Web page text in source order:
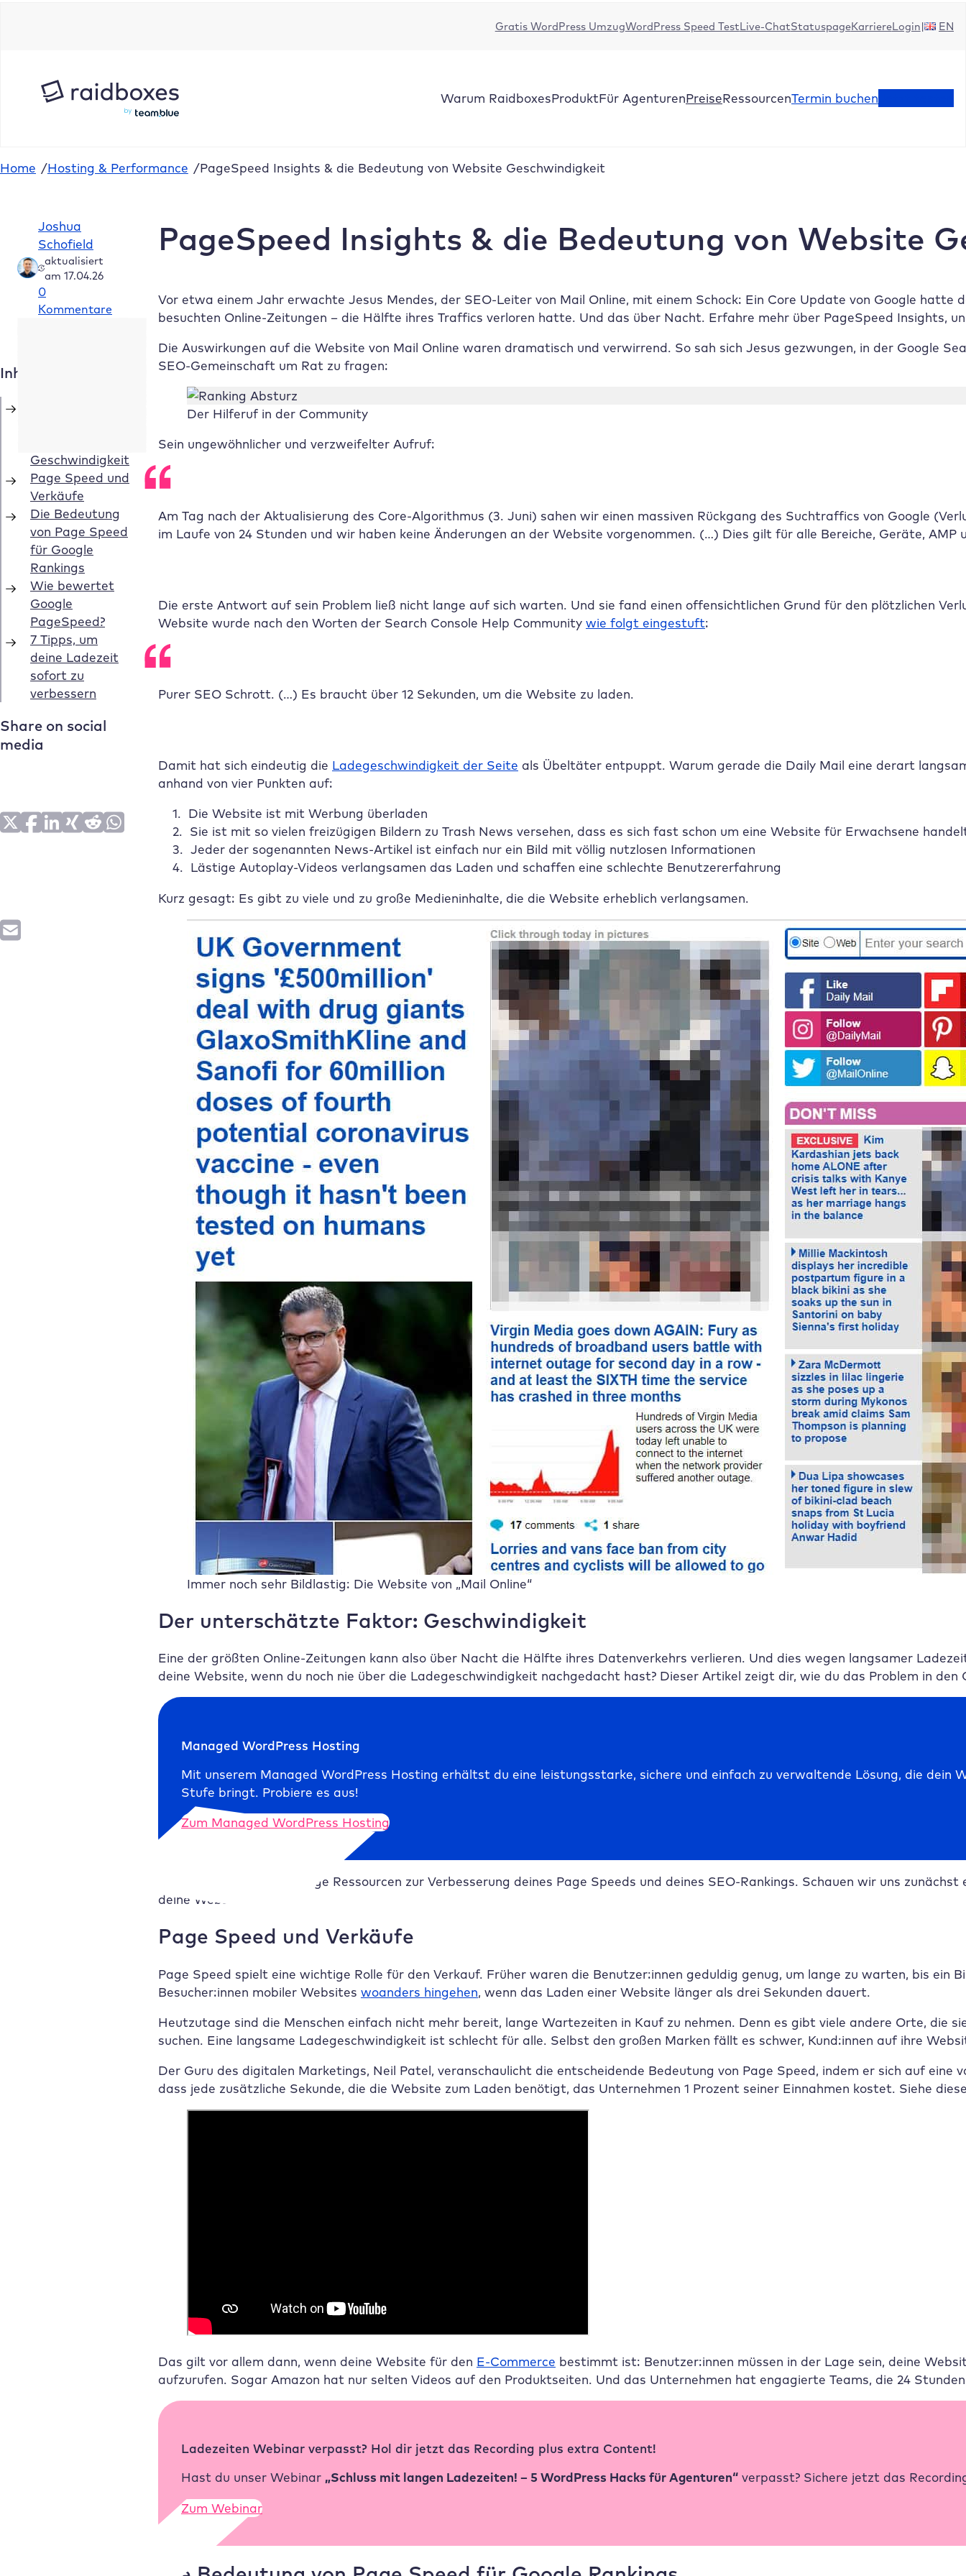
Gratis WordPress UmzugWordPress Speed TestLive-ChatStatuspageKarriereLogin EN
Warum RaidboxesProduktFür AgenturenPreiseRessourcenTermin buchen
Home /Hosting & Performance /PageSpeed Insights & die Bedeutung von Website Geschwindigkeit
PageSpeed Insights & die Bedeutung von Website
Vor etwa einem Jahr erwachte Jesus Mendes, der SEO-Leiter von Mail Online, mit einem Schock: Ein Core Update von Google
besuchten Online-Zeitungen – die Hälfte ihres Traffics verloren hatte. Und das über Nacht. Erfahre mehr über PageSpeed Insights,
Die Auswirkungen auf die Website von Mail Online waren dramatisch und verwirrend. So sah sich Jesus gezwungen, in der Google
SEO-Gemeinschaft um Rat zu fragen:
Der Hilferuf in der Community
Sein ungewöhnlicher und verzweifelter Aufruf:
Am Tag nach der Aktualisierung des Core-Algorithmus (3. Juni) sahen wir einen massiven Rückgang des Suchtraffics von Google
im Laufe von 24 Stunden und wir haben keine Änderungen an der Website vorgenommen. (…) Dies gilt für alle Bereiche, Geräte, AMP
Die erste Antwort auf sein Problem ließ nicht lange auf sich warten. Und sie fand einen offensichtlichen Grund für den plötzlichen
Website wurde nach den Worten der Search Console Help Community wie folgt eingestuft:
Purer SEO Schrott. (…) Es braucht über 12 Sekunden, um die Website zu laden.
Damit hat sich eindeutig die Ladegeschwindigkeit der Seite als Übeltäter entpuppt. Warum gerade die Daily Mail eine derart
anhand von vier Punkten auf:
Die Website ist mit Werbung überladen
Sie ist mit so vielen freizügigen Bildern zu Trash News versehen, dass es sich fast schon um eine Website für Erwachsene
Jeder der sogenannten News-Artikel ist einfach nur ein Bild mit völlig nutzlosen Informationen
Lästige Autoplay-Videos verlangsamen das Laden und schaffen eine schlechte Benutzererfahrung
Kurz gesagt: Es gibt zu viele und zu große Medieninhalte, die die Website erheblich verlangsamen.
Immer noch sehr Bildlastig: Die Website von „Mail Online“
Der unterschätzte Faktor: Geschwindigkeit
Eine der größten Online-Zeitungen kann also über Nacht die Hälfte ihres Datenverkehrs verlieren. Und dies wegen langsamer
deine Website, wenn du noch nie über die Ladegeschwindigkeit nachgedacht hast? Dieser Artikel zeigt dir, wie du das Problem in
Managed WordPress Hosting
Mit unserem Managed WordPress Hosting erhältst du eine leistungsstarke, sichere und einfach zu verwaltende Lösung, die dein
Stufe bringt. Probiere es aus!
Zum Managed WordPress Hosting
Außerdem nennt er wichtige Ressourcen zur Verbesserung deines Page Speeds und deines SEO-Rankings. Schauen wir uns
deine Website ist.
Page Speed und Verkäufe
Page Speed spielt eine wichtige Rolle für den Verkauf. Früher waren die Benutzer:innen geduldig genug, um lange zu warten, bis
Besucher:innen mobiler Websites woanders hingehen , wenn das Laden einer Website länger als drei Sekunden dauert.
Heutzutage sind die Menschen einfach nicht mehr bereit, lange Wartezeiten in Kauf zu nehmen. Denn es gibt viele andere Orte, die
suchen. Eine langsame Ladegeschwindigkeit ist schlecht für alle. Selbst den großen Marken fällt es schwer, Kund:innen auf ihre
Der Guru des digitalen Marketings, Neil Patel, veranschaulicht die entscheidende Bedeutung von Page Speed, indem er sich auf
dass jede zusätzliche Sekunde, die die Website zum Laden benötigt, das Unternehmen 1 Prozent seiner Einnahmen kostet. Siehe
Das gilt vor allem dann, wenn deine Website für den E-Commerce bestimmt ist: Benutzer:innen müssen in der Lage sein, deine
aufzurufen. Sogar Amazon hat nur selten Videos auf den Produktseiten. Und das Unternehmen hat engagierte Teams, die 24
Ladezeiten Webinar verpasst? Hol dir jetzt das Recording plus extra Content!
Hast du unser Webinar
„Schluss mit langen Ladezeiten! – 5 WordPress Hacks für Agenturen“ verpasst? Sichere jetzt das
Zum Webinar
Joshua
Schofield
aktualisiert
am 17.04.26
0
Kommentare
Inhaltsverzeichnis
Geschwindigkeit
Page Speed und
Verkäufe
Die Bedeutung
von Page Speed
für Google
Rankings
Wie bewertet
Google
PageSpeed?
7 Tipps, um
deine Ladezeit
sofort zu
verbessern
Share on social
media